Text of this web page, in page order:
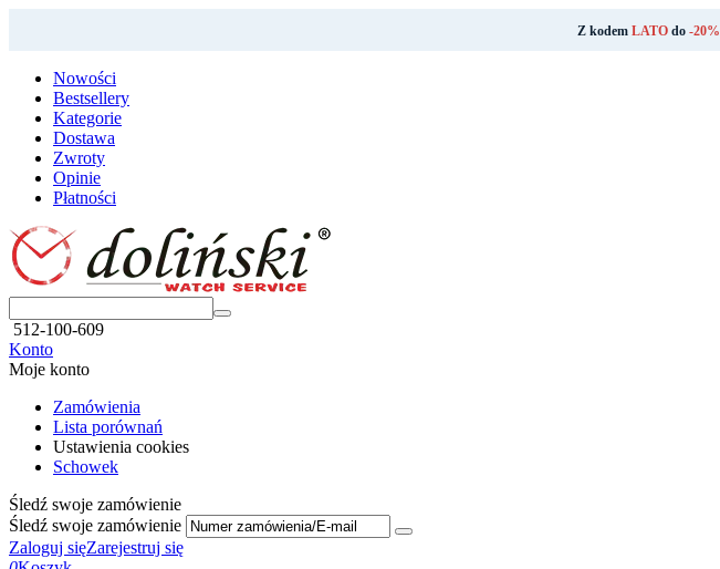
Z kodem LATOdo -20%
Nowości
Bestsellery
Kategorie
Dostawa
Zwroty
Opinie
Płatności
512-100-609
Konto
Moje konto
Zamówienia
Lista porównań
Ustawienia cookies
Schowek
Śledź swoje zamówienie
Śledź swoje zamówienie
Zaloguj sięZarejestruj się